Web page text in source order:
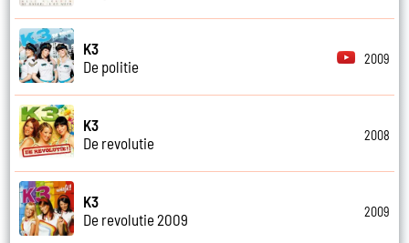
K3
De politie
2009
K3
De revolutie
2008
K3
De revolutie 2009
2009